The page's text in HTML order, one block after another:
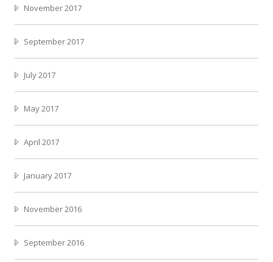
November 2017
September 2017
July 2017
May 2017
April 2017
January 2017
November 2016
September 2016